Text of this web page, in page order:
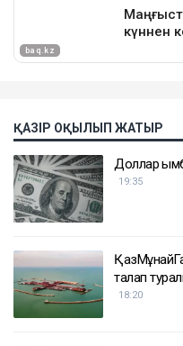
ҚАЗІР ОҚЫЛЫП ЖАТЫР
Доллар
19:35
талап
18:20